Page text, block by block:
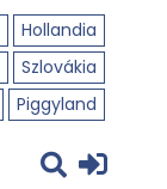
Hollandia
Szlovákia
Piggyland